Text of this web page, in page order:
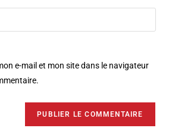
e-mail et mon site dans le navigateur